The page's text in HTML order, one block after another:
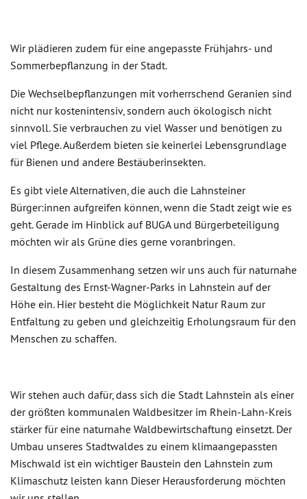
Wir plädieren zudem für eine angepasste Frühjahrs- und
Sommerbepflanzung in der Stadt.
Die Wechselbepflanzungen mit vorherrschend Geranien sind
nicht nur kostenintensiv, sondern auch ökologisch nicht
sinnvoll. Sie verbrauchen zu viel Wasser und benötigen zu
viel Pflege. Außerdem bieten sie keinerlei Lebensgrundlage
für Bienen und andere Bestäuberinsekten.
Es gibt viele Alternativen, die auch die Lahnsteiner
Bürger:innen aufgreifen können, wenn die Stadt zeigt wie es
geht. Gerade im Hinblick auf BUGA und Bürgerbeteiligung
möchten wir als Grüne dies gerne voranbringen.
In diesem Zusammenhang setzen wir uns auch für naturnahe
Gestaltung des Ernst-Wagner-Parks in Lahnstein auf der
Höhe ein. Hier besteht die Möglichkeit Natur Raum zur
Entfaltung zu geben und gleichzeitig Erholungsraum für den
Menschen zu schaffen.
Wir stehen auch dafür, dass sich die Stadt Lahnstein als einer
der größten kommunalen Waldbesitzer im Rhein-Lahn-Kreis
stärker für eine naturnahe Waldbewirtschaftung einsetzt. Der
Umbau unseres Stadtwaldes zu einem klimaangepassten
Mischwald ist ein wichtiger Baustein den Lahnstein zum
Klimaschutz leisten kann Dieser Herausforderung möchten